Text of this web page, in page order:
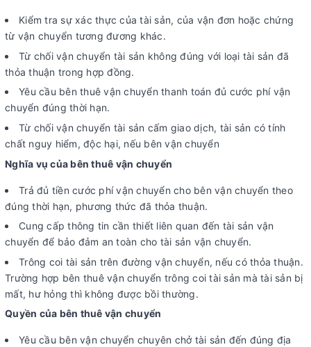
Kiểm tra sự xác thực của tài sản, của vận đơn hoặc chứng
từ vận chuyển tương đương khác.
Từ chối vận chuyển tài sản không đúng với loại tài sản đã
thỏa thuận trong hợp đồng.
Yêu cầu bên thuê vận chuyển thanh toán đủ cước phí vận
chuyển đúng thời hạn.
Từ chối vận chuyển tài sản cấm giao dịch, tài sản có tính
chất nguy hiểm, độc hại, nếu bên vận chuyển
Nghĩa vụ của bên thuê vận chuyển
Trả đủ tiền cước phí vận chuyển cho bên vận chuyển theo
đúng thời hạn, phương thức đã thỏa thuận.
Cung cấp thông tin cần thiết liên quan đến tài sản vận
chuyển để bảo đảm an toàn cho tài sản vận chuyển.
Trông coi tài sản trên đường vận chuyển, nếu có thỏa thuận.
Trường hợp bên thuê vận chuyển trông coi tài sản mà tài sản bị
mất, hư hỏng thì không được bồi thường.
Quyền của bên thuê vận chuyển
Yêu cầu bên vận chuyển chuyên chở tài sản đến đúng địa